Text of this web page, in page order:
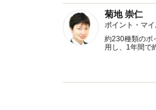
菊地 崇仁
ポイント・マ
約230種類のポ
用し、1年間で